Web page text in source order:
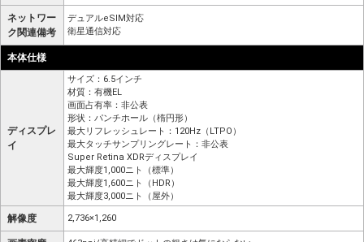
ネットワー
ク関連備考
デュアルeSIM対応
衛星通信対応
本体仕様
ディスプレ
イ
サイズ：6.5インチ
材質：有機EL
画面占有率：非公表
形状：パンチホール（楕円形）
最大リフレッシュレート：120Hz（LTPO）
最大タッチサンプリングレート：非公表
Super Retina XDRディスプレイ
最大輝度1,000ニト（標準）
最大輝度1,600ニト（HDR）
最大輝度3,000ニト（屋外）
解像度 2,736×1,260